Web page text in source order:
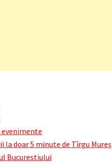
evenimente
doar 5 minute de Tîrgu Mureș
Bucurestiului